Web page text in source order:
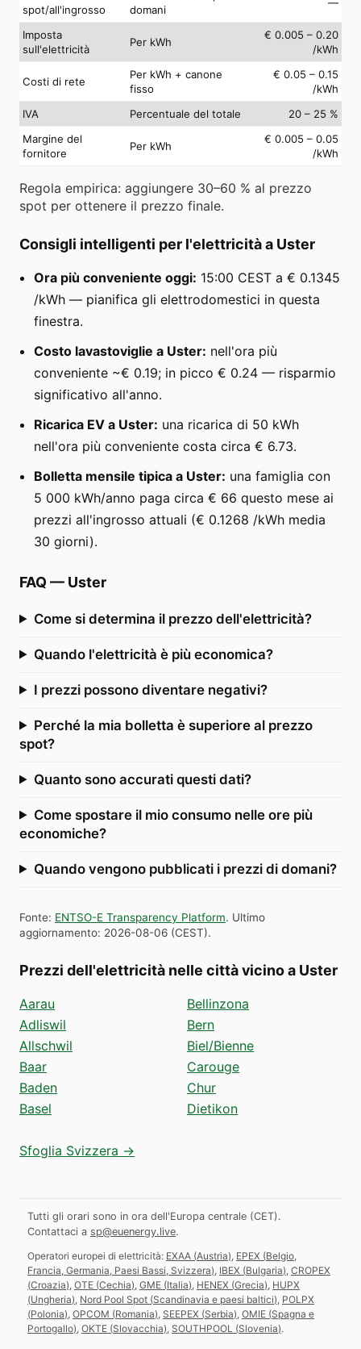
spot/all'ingrosso
domani
Imposta
sull'elettricità
Per kWh
€ 0.005 – 0.20
/kWh
Costi di rete
Per kWh + canone
fisso
€ 0.05 – 0.15
/kWh
IVA
Percentuale del totale
20 – 25 %
Margine del
fornitore
Per kWh
€ 0.005 – 0.05
/kWh
Regola empirica: aggiungere 30–60 % al prezzo
spot per ottenere il prezzo finale.
Consigli intelligenti per l'elettricità a Uster
Ora più conveniente oggi: 15:00 CEST a € 0.1345
/kWh — pianifica gli elettrodomestici in questa
finestra.
Costo lavastoviglie a Uster: nell'ora più
conveniente ~€ 0.19; in picco € 0.24 — risparmio
significativo all'anno.
Ricarica EV a Uster: una ricarica di 50 kWh
nell'ora più conveniente costa circa € 6.73.
Bolletta mensile tipica a Uster: una famiglia con
5 000 kWh/anno paga circa € 66 questo mese ai
prezzi all'ingrosso attuali (€ 0.1268 /kWh media
30 giorni).
FAQ — Uster
Come si determina il prezzo dell'elettricità?
Quando l'elettricità è più economica?
I prezzi possono diventare negativi?
Perché la mia bolletta è superiore al prezzo
spot?
Quanto sono accurati questi dati?
Come spostare il mio consumo nelle ore più
economiche?
Quando vengono pubblicati i prezzi di domani?
Fonte: ENTSO-E Transparency Platform. Ultimo
aggiornamento: 2026-08-06 (CEST).
Prezzi dell'elettricità nelle città vicino a Uster
Aarau
Adliswil
Allschwil
Baar
Baden
Basel
Bellinzona
Bern
Biel/Bienne
Carouge
Chur
Dietikon
Sfoglia Svizzera →
Tutti gli orari sono in ora dell'Europa centrale (CET).
Contattaci a sp@euenergy.live.
Operatori europei di elettricità: EXAA (Austria) EPEX (Belgio,
Francia, Germania, Paesi Bassi, Svizzera) IBEX (Bulgaria) CROPEX
(Croazia) OTE (Cechia) GME (Italia) HENEX (Grecia) HUPX
(Ungheria) Nord Pool Spot (Scandinavia e paesi baltici) POLPX
(Polonia) OPCOM (Romania) SEEPEX (Serbia) OMIE (Spagna e
Portogallo) OKTE (Slovacchia) SOUTHPOOL (Slovenia).